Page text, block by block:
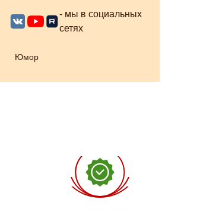
- мы в социальных
сетях
Юмор